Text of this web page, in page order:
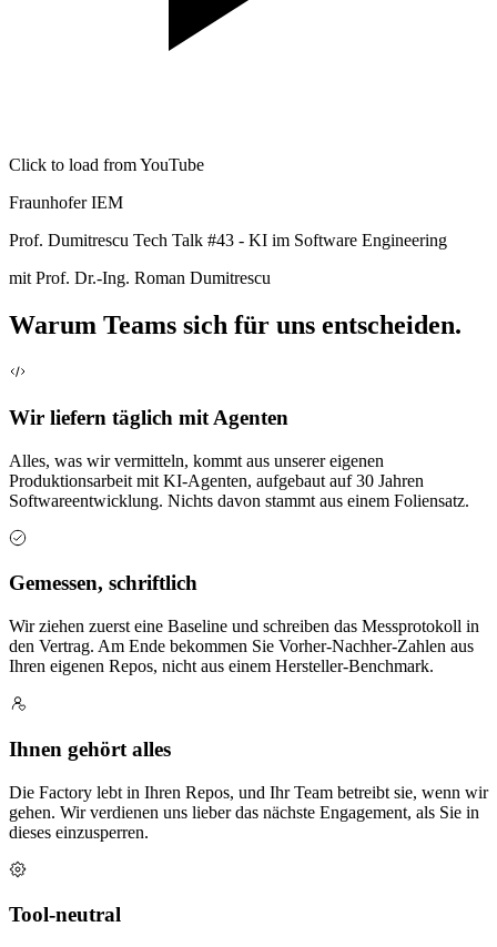
Click to load from YouTube
Fraunhofer IEM
Prof. Dumitrescu Tech Talk #43 - KI im Software Engineering
mit Prof. Dr.-Ing. Roman Dumitrescu
Warum Teams sich für uns entscheiden.
Wir liefern täglich mit Agenten
Alles, was wir vermitteln, kommt aus unserer eigenen
Produktionsarbeit mit KI-Agenten, aufgebaut auf 30 Jahren
Softwareentwicklung. Nichts davon stammt aus einem Foliensatz.
Gemessen, schriftlich
Wir ziehen zuerst eine Baseline und schreiben das Messprotokoll in
den Vertrag. Am Ende bekommen Sie Vorher-Nachher-Zahlen aus
Ihren eigenen Repos, nicht aus einem Hersteller-Benchmark.
Ihnen gehört alles
Die Factory lebt in Ihren Repos, und Ihr Team betreibt sie, wenn wir
gehen. Wir verdienen uns lieber das nächste Engagement, als Sie in
dieses einzusperren.
Tool-neutral